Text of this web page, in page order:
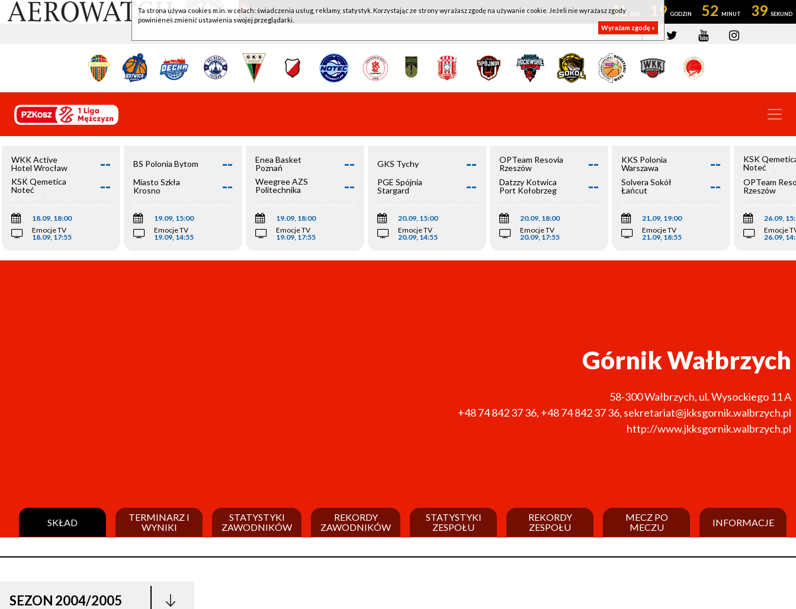
WKK ACTIVE HOTEL WROCŁAW - KSK QEMETICA NOTEĆ INOWROCŁAW 41 19 52 38
WKK Active
Hotel Wrocław
--
KSK Qemetica
Noteć
Inowrocław
--
18.09, 18:00
Emocje TV
18.09, 17:55
BS Polonia Bytom --
Miasto Szkła
Krosno
--
19.09, 15:00
Emocje TV
19.09, 14:55
Enea Basket
Poznań
--
Weegree AZS
Politechnika
--
19.09, 18:00
Emocje TV
19.09, 17:55
GKS Tychy --
PGE Spójnia
Stargard
--
20.09, 15:00
Emocje TV
20.09, 14:55
OPTeam Resovia
Rzeszów
--
Datzzy Kotwica
Port Kołobrzeg
--
20.09, 18:00
Emocje TV
20.09, 17:55
KKS Polonia
Warszawa
--
Solvera Sokół
Łańcut
--
21.09, 19:00
Emocje TV
21.09, 18:55
KSK
Noteć
Inowrocław
OPTeam
Rzeszów
26.09,
Emocje
26.09,
Górnik Wałbrzych
58-300Wałbrzych, ul. Wysockiego 11 A
+48 74 842 37 36, +48 74 842 37 36, sekretariat@jkksgornik.walbrzych.pl
http://www.jkksgornik.walbrzych.pl
SKŁAD
TERMINARZ I
WYNIKI
STATYSTYKI
ZAWODNIKÓW
REKORDY
ZAWODNIKÓW
STATYSTYKI
ZESPOŁU
REKORDY
ZESPOŁU
MECZ PO
MECZU
INFORMACJE
SEZON 2004/2005
Ta strona używa cookies m.in. w celach: świadczenia usług, reklamy, statystyk. Korzystając ze strony wyrażasz zgodę na używanie cookie. Jeżeli nie wyrażasz zgody
powinieneś zmienić ustawienia swojej przeglądarki.
Wyrażam zgodę »